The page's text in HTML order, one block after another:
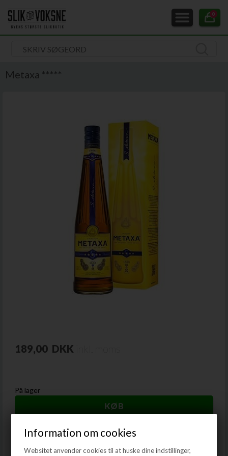
Information om cookies
Websitet anvender cookies til at huske dine indstillinger,
0
Metaxa *****
189,00 DKK
På lager
Metaxa *****